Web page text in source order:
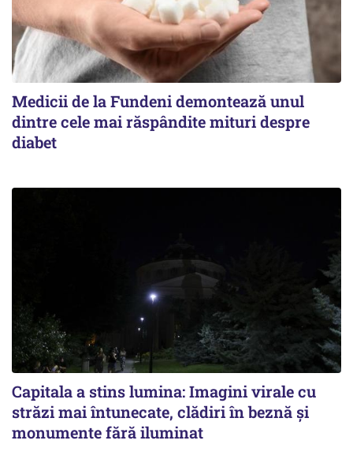
Medicii de la Fundeni demontează unul
dintre cele mai răspândite mituri despre
diabet
Capitala a stins lumina: Imagini virale cu
străzi mai întunecate, clădiri în beznă și
monumente fără iluminat